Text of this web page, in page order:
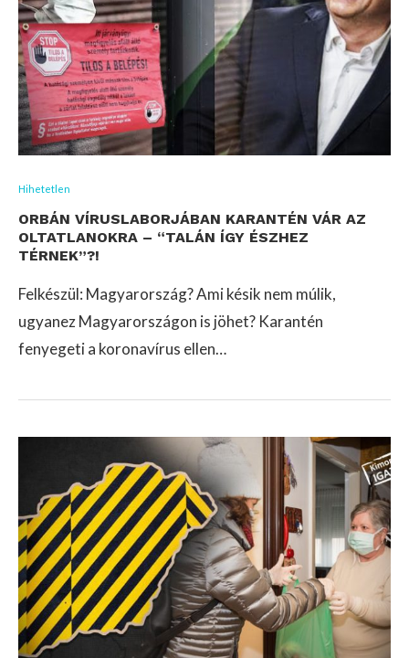
Hihetetlen
ORBÁN VÍRUSLABORJÁBAN KARANTÉN VÁR AZ
OLTATLANOKRA – “TALÁN ÍGY ÉSZHEZ
TÉRNEK”?!
Felkészül: Magyarország? Ami késik nem múlik,
ugyanez Magyarországon is jöhet? Karantén
fenyegeti a koronavírus ellen…